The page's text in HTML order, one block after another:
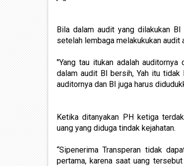
Bila dalam audit yang dilakukan
setelah lembaga melakukukan audit
"Yang tau itukan adalah
dalam audit BI bersih, Yah itu
auditornya dan BI juga harus
Ketika ditanyakan PH ketiga
uang yang diduga tindak kejahatan.
“Sipenerima Transperan tidak
pertama, karena saat uang